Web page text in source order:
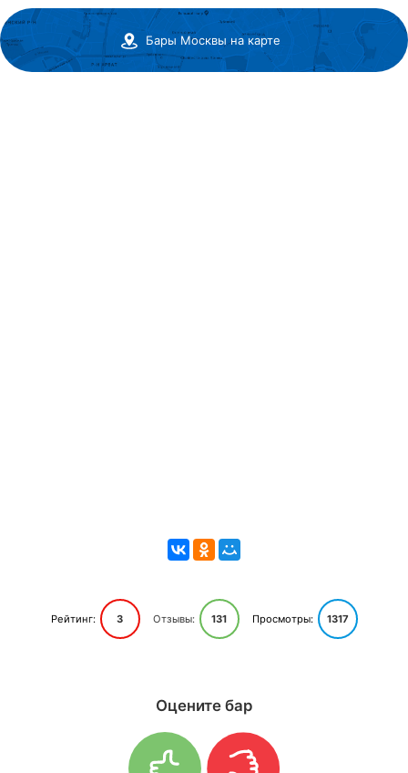
Бары Москвы на карте
Рейтинг: 3 Отзывы: 131 Просмотры: 1317
Оцените бар